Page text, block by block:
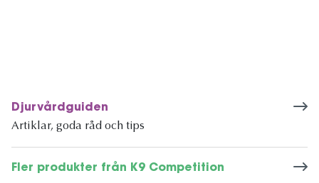
Djurvårdguiden
Artiklar, goda råd och tips
Fler produkter från K9 Competition